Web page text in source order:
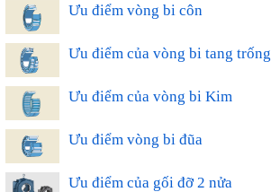
Ưu điểm vòng bi côn
Ưu điểm của vòng bi tang trống
Ưu điểm của vòng bi Kim
Ưu điểm vòng bi đũa
Ưu điểm của gối đỡ 2 nửa